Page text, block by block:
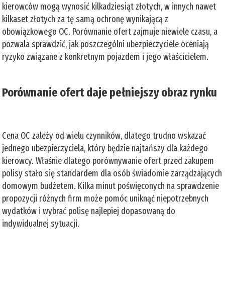
kierowców mogą wynosić kilkadziesiąt złotych, w innych nawet
kilkaset złotych za tę samą ochronę wynikającą z
obowiązkowego OC. Porównanie ofert zajmuje niewiele czasu, a
pozwala sprawdzić, jak poszczególni ubezpieczyciele oceniają
ryzyko związane z konkretnym pojazdem i jego właścicielem.
Porównanie ofert daje pełniejszy obraz rynku
Cena OC zależy od wielu czynników, dlatego trudno wskazać
jednego ubezpieczyciela, który będzie najtańszy dla każdego
kierowcy. Właśnie dlatego porównywanie ofert przed zakupem
polisy stało się standardem dla osób świadomie zarządzających
domowym budżetem. Kilka minut poświęconych na sprawdzenie
propozycji różnych firm może pomóc uniknąć niepotrzebnych
wydatków i wybrać polisę najlepiej dopasowaną do
indywidualnej sytuacji.